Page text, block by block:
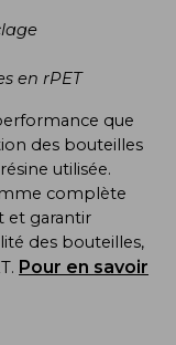
en rPET
que
des bouteilles
utilisée.
complète
et garantir
des bouteilles,
Pour en savoir